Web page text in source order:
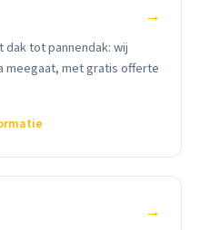
→
dak tot pannendak: wij
meegaat, met gratis offerte
→